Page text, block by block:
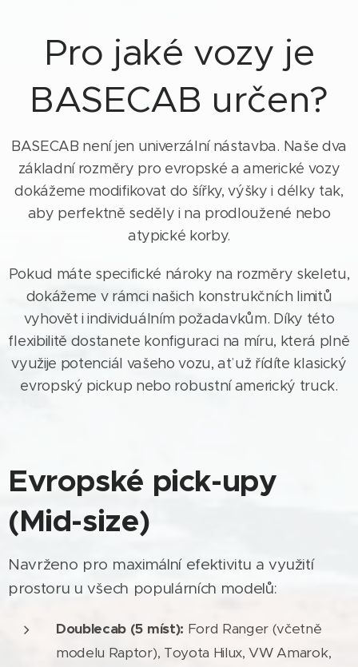
Pro jaké vozy je
BASECAB určen?
BASECAB není jen univerzální nástavba. Naše dva
základní rozměry pro evropské a americké vozy
dokážeme modifikovat do šířky, výšky i délky tak,
aby perfektně seděly i na prodloužené nebo
atypické korby.
Pokud máte specifické nároky na rozměry skeletu,
dokážeme v rámci našich konstrukčních limitů
vyhovět i individuálním požadavkům. Díky této
flexibilitě dostanete konfiguraci na míru, která plně
využije potenciál vašeho vozu, ať už řídíte klasický
evropský pickup nebo robustní americký truck.
Evropské pick-upy
(Mid-size)
Navrženo pro maximální efektivitu a využití
prostoru u všech populárních modelů:
Doublecab (5 míst): Ford Ranger (včetně
modelu Raptor), Toyota Hilux, VW Amarok,